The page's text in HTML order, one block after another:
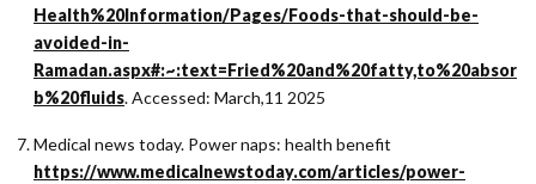
Health%20Information/Pages/Foods-that-should-be-
avoided-in-
Ramadan.aspx#:~:text=Fried%20and%20fatty,to%20absor
b%20fluids. Accessed: March,11 2025
Medical news today. Power naps: health benefit
https://www.medicalnewstoday.com/articles/power-